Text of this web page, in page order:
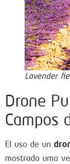
Lavender
Drone
Campos
El uso de un
mostrado uma